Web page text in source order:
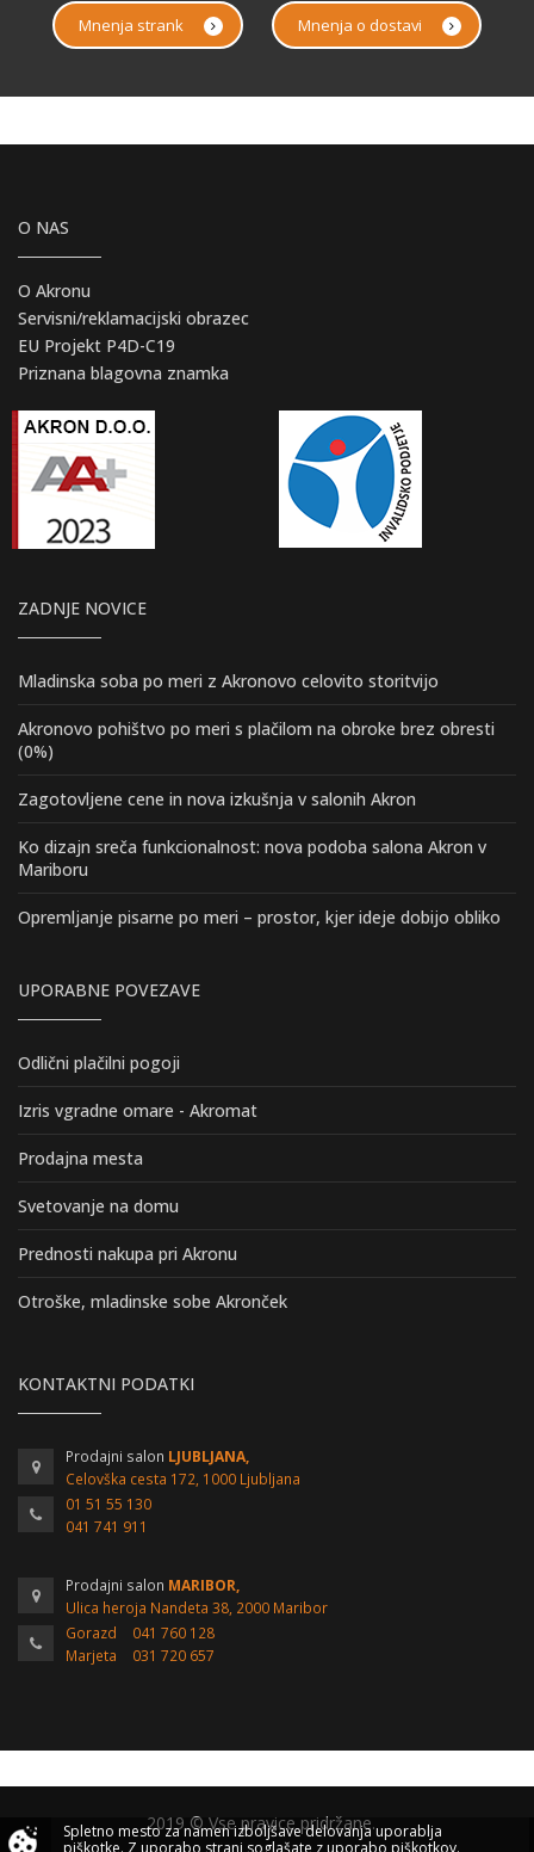
Spletno mesto za namen izboljšave delovanja uporablja
piškotke. Z uporabo strani soglašate z uporabo piškotkov.
Mnenja strank Mnenja o dostavi
O NAS
O Akronu
Servisni/reklamacijski obrazec
EU Projekt P4D-C19
Priznana blagovna znamka
ZADNJE NOVICE
Mladinska soba po meri z Akronovo celovito storitvijo
Akronovo pohištvo po meri s plačilom na obroke brez obresti
(0%)
Zagotovljene cene in nova izkušnja v salonih Akron
Ko dizajn sreča funkcionalnost: nova podoba salona Akron v
Mariboru
Opremljanje pisarne po meri – prostor, kjer ideje dobijo obliko
UPORABNE POVEZAVE
Odlični plačilni pogoji
Izris vgradne omare - Akromat
Prodajna mesta
Svetovanje na domu
Prednosti nakupa pri Akronu
Otroške, mladinske sobe Akronček
KONTAKTNI PODATKI
Prodajni salon LJUBLJANA,
Celovška cesta 172, 1000 Ljubljana
01 51 55 130
041 741 911
Prodajni salon MARIBOR,
Ulica heroja Nandeta 38, 2000 Maribor
Gorazd
041 760 128
Marjeta
031 720 657
2019 © Vse pravice pridržane.